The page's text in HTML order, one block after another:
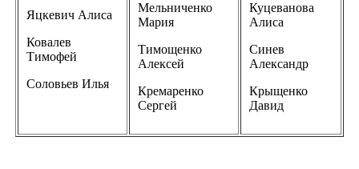
Яцкевич Алиса
Ковалев
Тимофей
Соловьев Илья
Мельниченко
Мария
Тимощенко
Алексей
Кремаренко
Сергей
Куцеванова
Алиса
Синев
Александр
Крыщенко
Давид